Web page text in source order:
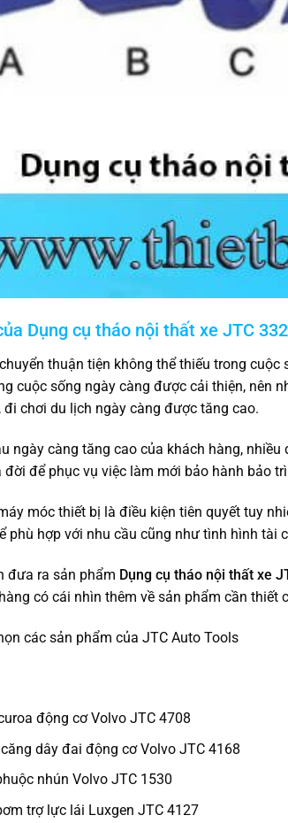
Dụng cụ tháo nội thất xe JTC
thuận tiện không thể thiếu trong
cuộc sống ngày càng được cải thiện, nên
đi chơi du lịch ngày càng được tăng cao.
ngày càng tăng cao của khách hàng,
đời để phục vụ việc làm mới bảo hành bảo
móc thiết bị là điều kiện tiên quyết tuy
phù hợp với nhu cầu cũng như tình hình tài
đưa ra sản phẩm Dụng cụ tháo nội thất xe
có cái nhìn thêm về sản phẩm cần thiết
các sản phẩm của JTC Auto Tools
động cơ Volvo JTC 4708
dây đai động cơ Volvo JTC 4168
nhún Volvo JTC 1530
trợ lực lái Luxgen JTC 4127